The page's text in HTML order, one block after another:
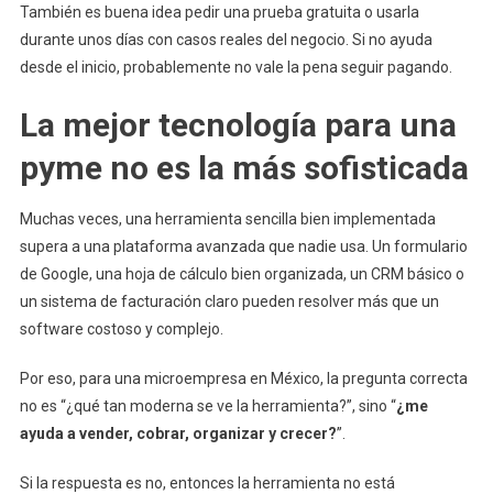
También es buena idea pedir una prueba gratuita o usarla
durante unos días con casos reales del negocio. Si no ayuda
desde el inicio, probablemente no vale la pena seguir pagando.
La mejor tecnología para una
pyme no es la más sofisticada
Muchas veces, una herramienta sencilla bien implementada
supera a una plataforma avanzada que nadie usa. Un formulario
de Google, una hoja de cálculo bien organizada, un CRM básico o
un sistema de facturación claro pueden resolver más que un
software costoso y complejo.
Por eso, para una microempresa en México, la pregunta correcta
no es “¿qué tan moderna se ve la herramienta?”, sino “¿me
ayuda a vender, cobrar, organizar y crecer?”.
Si la respuesta es no, entonces la herramienta no está